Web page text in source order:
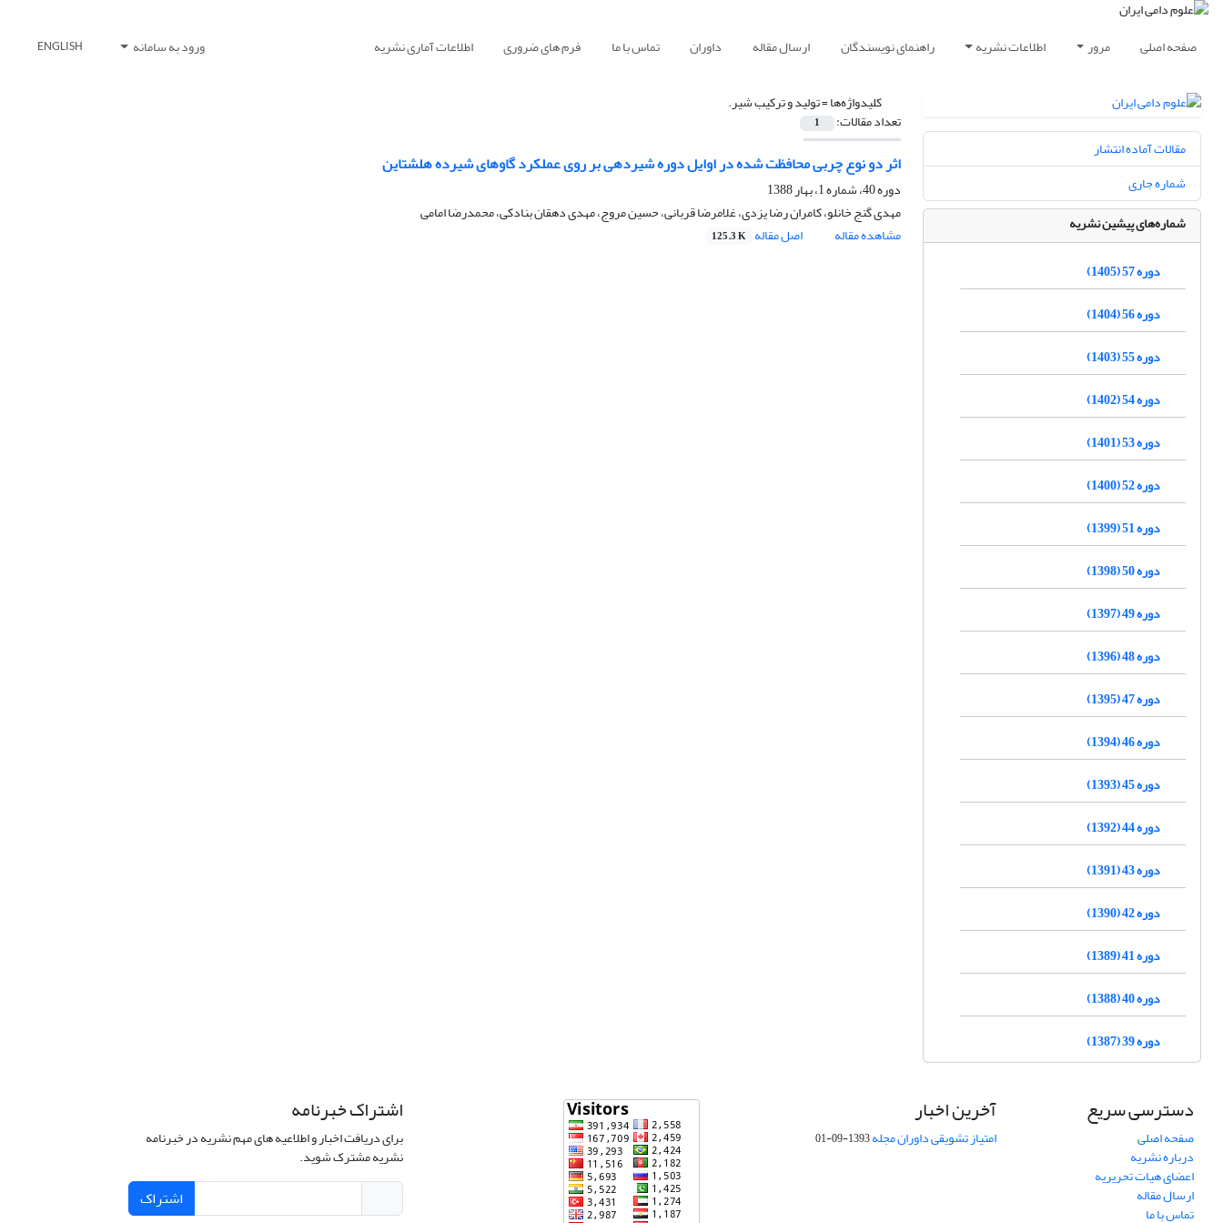
صفحه اصلی مرور اطلاعات نشریه راهنمای نویسندگان ارسال مقاله داوران تماس با ما فرم های ضروری اطلاعات آماری نشریه ورود به سامانه ENGLISH
کلیدواژه‌ها =تولید و ترکیب شیر.
تعداد مقالات: 1
اثر دو نوع چربی محافظت شده در اوایل دوره شیردهی بر روی عملکرد گاوهای شیرده هلشتاین
دوره 40، شماره 1، بهار 1388
مهدی گنج خانلو، کامران رضا یزدی، غلامرضا قربانی، حسین مروج، مهدی دهقان بنادکی، محمدرضا امامی
مشاهده مقاله
اصل مقاله 125.3 K
مقالات آماده انتشار
شماره جاری
شماره‌های پیشین نشریه
دوره 57 (1405)
دوره 56 (1404)
دوره 55 (1403)
دوره 54 (1402)
دوره 53 (1401)
دوره 52 (1400)
دوره 51 (1399)
دوره 50 (1398)
دوره 49 (1397)
دوره 48 (1396)
دوره 47 (1395)
دوره 46 (1394)
دوره 45 (1393)
دوره 44 (1392)
دوره 43 (1391)
دوره 42 (1390)
دوره 41 (1389)
دوره 40 (1388)
دوره 39 (1387)
دسترسی سریع
صفحه اصلی
درباره نشریه
اعضای هیات تحریریه
ارسال مقاله
تماس با ما
آخرین اخبار
امتیاز تشویقی داوران مجله1393-09-01
اشتراک خبرنامه
برای دریافت اخبار و اطلاعیه های مهم نشریه در خبرنامه
نشریه مشترک شوید.
اشتراک